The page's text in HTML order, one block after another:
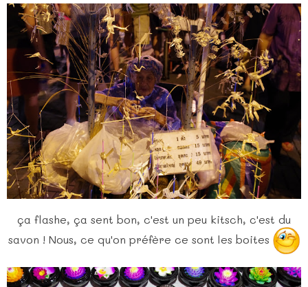
ça flashe, ça sent bon, c'est un peu kitsch, c'est du
savon ! Nous, ce qu'on préfère ce sont les boites